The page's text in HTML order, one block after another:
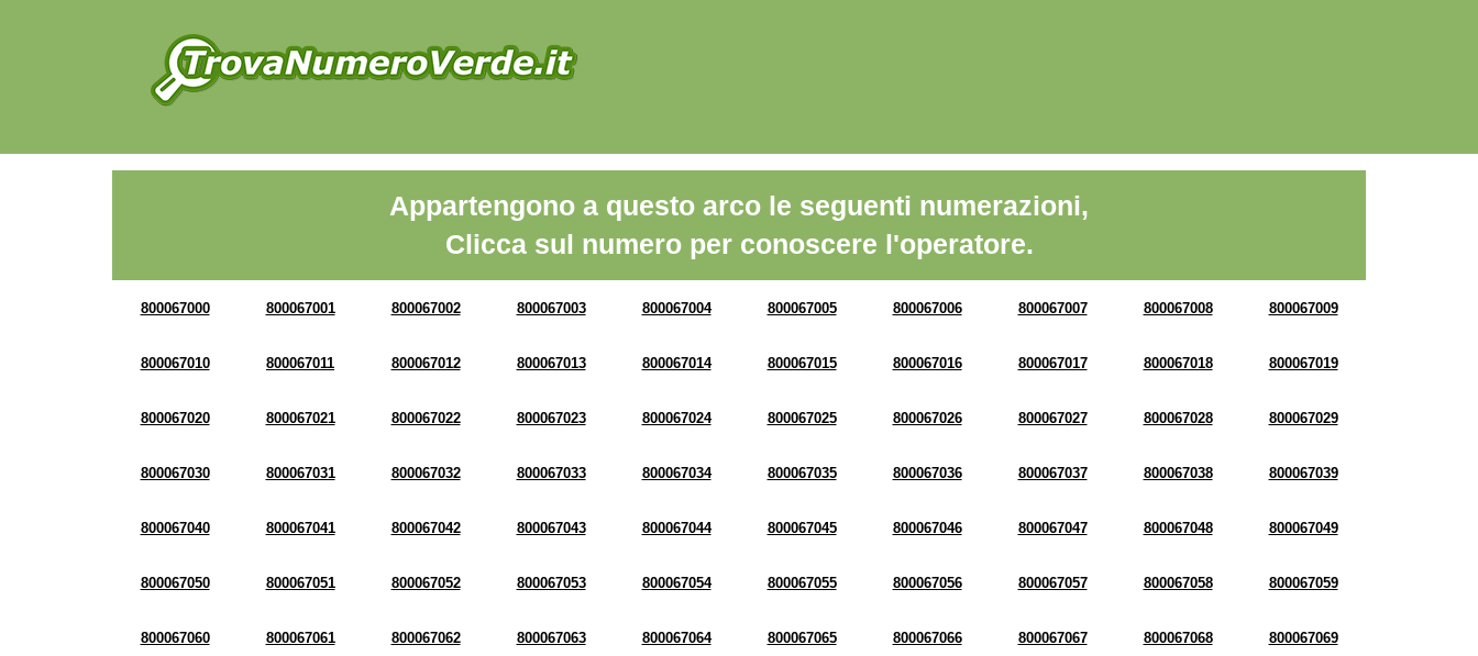
Appartengono a questo arco le seguenti numerazioni,
Clicca sul numero per conoscere l'operatore.
800067000 800067001 800067002 800067003 800067004 800067005 800067006 800067007 800067008 800067009
800067010 800067011 800067012 800067013 800067014 800067015 800067016 800067017 800067018 800067019
800067020 800067021 800067022 800067023 800067024 800067025 800067026 800067027 800067028 800067029
800067030 800067031 800067032 800067033 800067034 800067035 800067036 800067037 800067038 800067039
800067040 800067041 800067042 800067043 800067044 800067045 800067046 800067047 800067048 800067049
800067050 800067051 800067052 800067053 800067054 800067055 800067056 800067057 800067058 800067059
800067060 800067061 800067062 800067063 800067064 800067065 800067066 800067067 800067068 800067069